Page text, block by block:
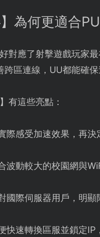
】為何更適合
對應了射擊遊戲玩家
區連線，UU都能確保
】有這些亮點：
際感受加速效果，再決
波動較大的校園網與
國際伺服器用戶，明
快速轉換區服並鎖定